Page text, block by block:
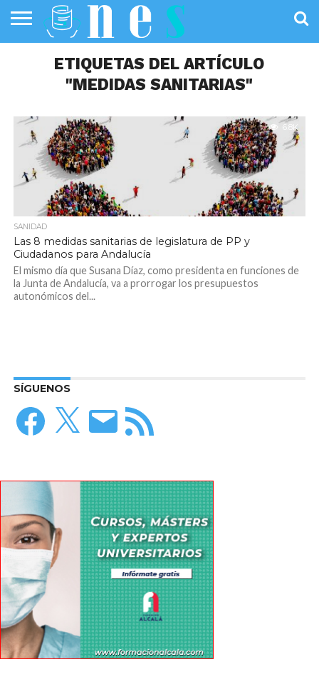
PÚBLICA
SANIDAD
INVESTIGACIÓN
ENTREVISTAS
PROFESIONALES
DE LA SALUD
INFOGRAFÍAS
DE SALUD
OPINIÓNETIQUETAS DEL ARTÍCULO
"MEDIDAS SANITARIAS"
6.8K
SANIDAD
Las 8 medidas sanitarias de legislatura de PP y
Ciudadanos para Andalucía
El mismo día que Susana Díaz, como presidenta en funciones de
la Junta de Andalucía, va a prorrogar los presupuestos
autonómicos del...
SÍGUENOS
Facebook
X
Correo
electrónico
Feed
RSS